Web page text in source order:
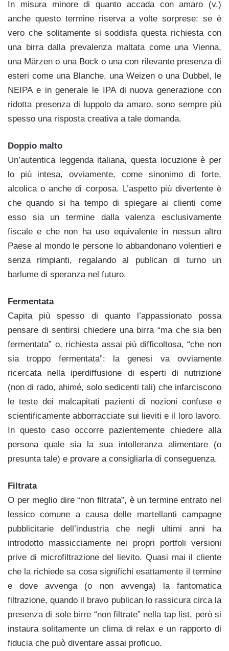
In misura minore di quanto accada con amaro (v.)
anche questo termine riserva a volte sorprese: se è
vero che solitamente si soddisfa questa richiesta con
una birra dalla prevalenza maltata come una Vienna,
una Märzen o una Bock o una con rilevante presenza di
esteri come una Blanche, una Weizen o una Dubbel, le
NEIPA e in generale le IPA di nuova generazione con
ridotta presenza di luppolo da amaro, sono sempre più
spesso una risposta creativa a tale domanda.
Doppio malto
Un’autentica leggenda italiana, questa locuzione è per
lo più intesa, ovviamente, come sinonimo di forte,
alcolica o anche di corposa. L’aspetto più divertente è
che quando si ha tempo di spiegare ai clienti come
esso sia un termine dalla valenza esclusivamente
fiscale e che non ha uso equivalente in nessun altro
Paese al mondo le persone lo abbandonano volentieri e
senza rimpianti, regalando al publican di turno un
barlume di speranza nel futuro.
Fermentata
Capita più spesso di quanto l’appassionato possa
pensare di sentirsi chiedere una birra “ma che sia ben
fermentata” o, richiesta assai più difficoltosa, “che non
sia troppo fermentata”: la genesi va ovviamente
ricercata nella iperdiffusione di esperti di nutrizione
(non di rado, ahimé, solo sedicenti tali) che infarciscono
le teste dei malcapitati pazienti di nozioni confuse e
scientificamente abborracciate sui lieviti e il loro lavoro.
In questo caso occorre pazientemente chiedere alla
persona quale sia la sua intolleranza alimentare (o
presunta tale) e provare a consigliarla di conseguenza.
Filtrata
O per meglio dire “non filtrata”, è un termine entrato nel
lessico comune a causa delle martellanti campagne
pubblicitarie dell’industria che negli ultimi anni ha
introdotto massicciamente nei propri portfoli versioni
prive di microfiltrazione del lievito. Quasi mai il cliente
che la richiede sa cosa significhi esattamente il termine
e dove avvenga (o non avvenga) la fantomatica
filtrazione, quando il bravo publican lo rassicura circa la
presenza di sole birre “non filtrate” nella tap list, però si
instaura solitamente un clima di relax e un rapporto di
fiducia che può diventare assai proficuo.